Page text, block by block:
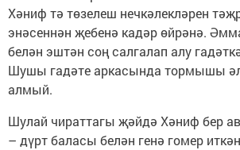
Хәниф тә төзелеш нечкәлекләрен
энәсеннән җебенә кадәр өйрәнә.
белән эштән соң салгалап алу
Шушы гадәте аркасында тормышы
алмый.
Шулай чираттагы җәйдә Хәниф бер
– дүрт баласы белән генә гомер